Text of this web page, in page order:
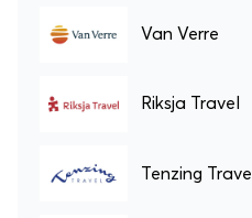
Van Verre
Riksja Travel
Tenzing Travel